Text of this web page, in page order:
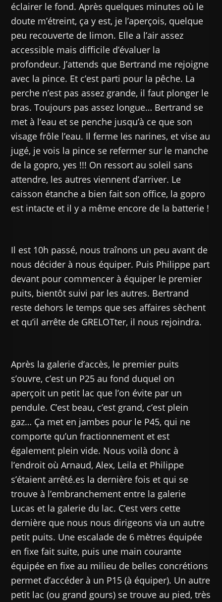
éclairer le fond. Après quelques minutes où le
doute m’étreint, ça y est, je l’aperçois, quelque
peu recouverte de limon. Elle a l’air assez
accessible mais difficile d’évaluer la
profondeur. J’attends que Bertrand me rejoigne
avec la pince. Et c’est parti pour la pêche. La
perche n’est pas assez grande, il faut plonger le
bras. Toujours pas assez longue… Bertrand se
met à l’eau et se penche jusqu’à ce que son
visage frôle l’eau. Il ferme les narines, et vise au
jugé, je vois la pince se refermer sur le manche
de la gopro, yes !!! On ressort au soleil sans
attendre, les autres viennent d’arriver. Le
caisson étanche a bien fait son office, la gopro
est intacte et il y a même encore de la batterie !
Il est 10h passé, nous traînons un peu avant de
nous décider à nous équiper. Puis Philippe part
devant pour commencer à équiper le premier
puits, bientôt suivi par les autres. Bertrand
reste dehors le temps que ses affaires sèchent
et qu’il arrête de GRELOTter, il nous rejoindra.
Après la galerie d’accès, le premier puits
s’ouvre, c’est un P25 au fond duquel on
aperçoit un petit lac que l’on évite par un
pendule. C’est beau, c’est grand, c’est plein
gaz… Ça met en jambes pour le P45, qui ne
comporte qu’un fractionnement et est
également plein vide. Nous voilà donc à
l’endroit où Arnaud, Alex, Leila et Philippe
s’étaient arrêté.es la dernière fois et qui se
trouve à l’embranchement entre la galerie
Lucas et la galerie du lac. C’est vers cette
dernière que nous nous dirigeons via un autre
petit puits. Une escalade de 6 mètres équipée
en fixe fait suite, puis une main courante
équipée en fixe au milieu de belles concrétions
permet d’accéder à un P15 (à équiper). Un autre
petit lac (ou grand gours) se trouve au pied, très